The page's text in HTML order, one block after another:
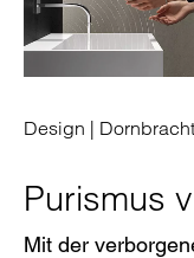
Design | Dornbracht
Purismus
Mit der